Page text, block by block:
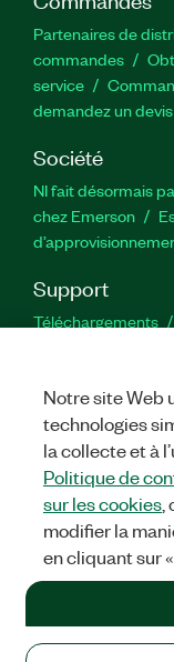
Partenaires de
commandes
service
demandez un devis
Société
NI fait désormais
chez Emerson
Support
Téléchargements
MENTIONS LÉGALES
les cookies
©NATIONAL
Notre site Web
technologies
la collecte et à
Politique de
sur les cookies,
modifier la
en cliquant sur